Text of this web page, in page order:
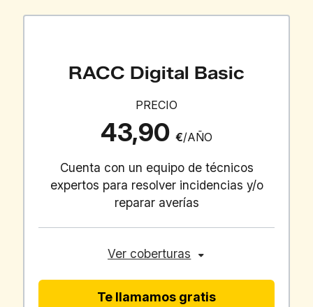
RACC Digital Basic
PRECIO
43,90 €/AÑO
Cuenta con un equipo de técnicos
expertos para resolver incidencias y/o
reparar averías
Ver coberturas
Te llamamos gratis